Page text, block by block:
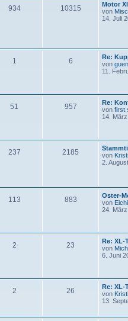
934 10315
Motor
von
14. Juli
1 6
Re:
von
11.
51 957
Re:
von
14.
237 2185
von
2.
113 883
Oster-
von Eichi
24.
2 23
Re: XL-
von
6. Juni
2 26
Re: XL-
von
13.